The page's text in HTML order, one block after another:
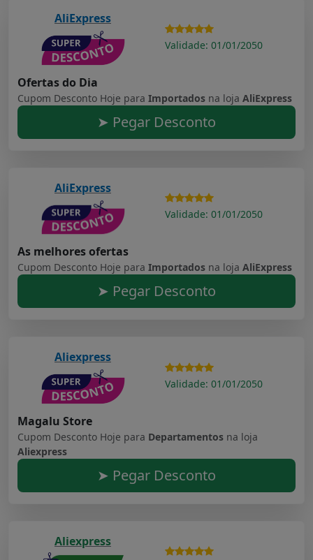
AliExpress
Validade: 01/01/2050
Ofertas do Dia
Cupom Desconto Hoje para Importados na loja AliExpress
➤ Pegar Desconto
AliExpress
Validade: 01/01/2050
As melhores ofertas
Cupom Desconto Hoje para Importados na loja AliExpress
➤ Pegar Desconto
Aliexpress
Validade: 01/01/2050
Magalu Store
Cupom Desconto Hoje para Departamentos na loja
Aliexpress
➤ Pegar Desconto
Aliexpress